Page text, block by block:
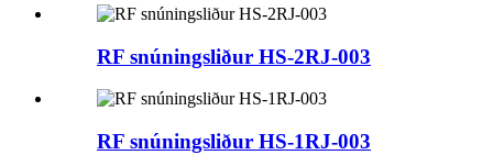
RF snúningsliður HS-2RJ-003
RF snúningsliður HS-1RJ-003